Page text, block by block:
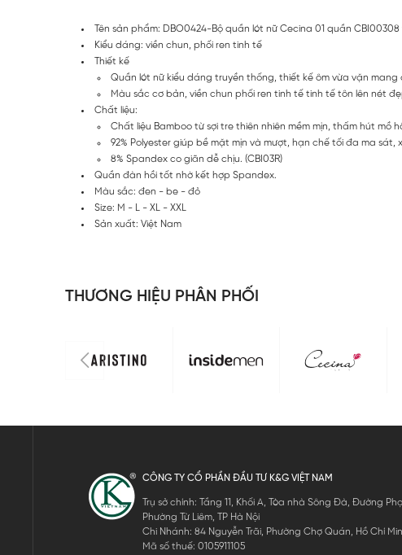
Tên sản phẩm: DBO0424-Bộ quần lót nữ Cecina 01 quần
Kiểu dáng: viền chun, phối ren tinh tế
Thiết kế
Quần lót nữ kiểu dáng truyền thống, thiết kế ôm vừa vặn
Màu sắc cơ bản, viền chun phối ren tinh tế tinh tế tôn lên nét
Chất liệu:
Chất liệu Bamboo từ sợi tre thiên nhiên mềm mịn, thấm hút
92% Polyester giúp bề mặt mịn và mượt, hạn chế tối đa ma sát,
8% Spandex co giãn dễ chịu. (CBI03R)
Quần đàn hồi tốt nhờ kết hợp Spandex.
Màu sắc: đen - be - đỏ
Size: M - L - XL - XXL
Sản xuất: Việt Nam
THƯƠNG HIỆU PHÂN PHỐI
CÔNG TY CỔ PHẦN ĐẦU TƯ K&G VIỆT NAM
Trụ sở chính: Tầng 11, Khối A, Tòa nhà Sông Đà, Đường
Phường Từ Liêm, TP Hà Nội
Chi Nhánh: 84 Nguyễn Trãi, Phường Chợ Quán, Hồ Chí
Mã số thuế: 0105911105